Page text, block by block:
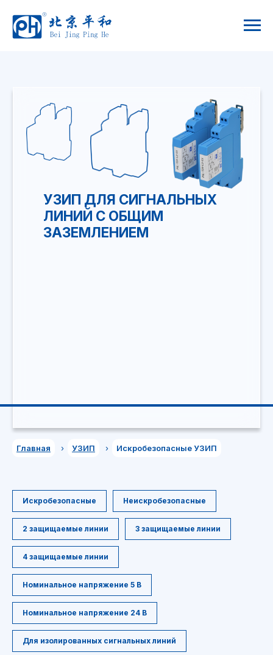
УЗИП ДЛЯ СИГНАЛЬНЫХ
ЛИНИЙ С ОБЩИМ
ЗАЗЕМЛЕНИЕМ
Главная › УЗИП › Искробезопасные УЗИП
Искробезопасные Неискробезопасные
2 защищаемые линии 3 защищаемые линии
4 защищаемые линии
Номинальное напряжение 5 В
Номинальное напряжение 24 В
Для изолированных сигнальных линий